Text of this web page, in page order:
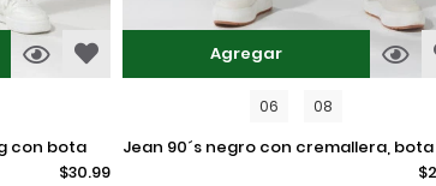
$30.99
Agregar
06 08
jean 90´s negro con cremallera, bota